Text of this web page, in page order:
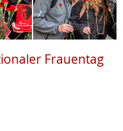
Frauentag